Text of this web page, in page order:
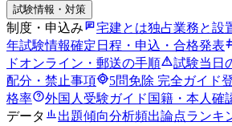
試験情報・対策
制度・申込み 宅建とは独占業務と設
年試験情報確定日程・申込・合格発表
ドオンライン・郵送の手順 試験当日
配分・禁止事項
5問免除 完全ガイド
格率
外国人受験ガイド 国籍・本人確
データ
出題傾向分析頻出論点ランキ